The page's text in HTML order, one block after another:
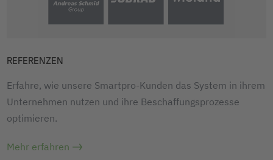
REFERENZEN
Erfahre, wie unsere Smartpro-Kunden das System in ihrem
Unternehmen nutzen und ihre Beschaffungsprozesse
optimieren.
Mehr erfahren